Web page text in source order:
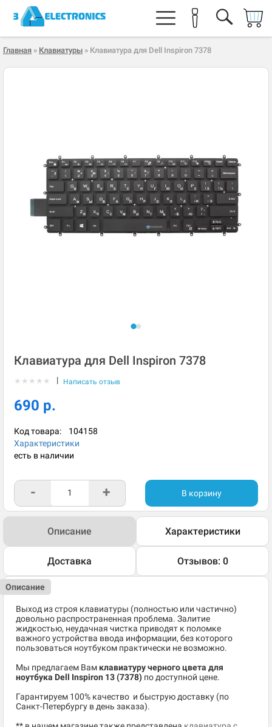
Главная » Клавиатуры » Клавиатура для Dell Inspiron 7378
Клавиатура для Dell Inspiron 7378
★ ★ ★ ★ ★ | Написать отзыв
690 р.
Код товара: 104158
Характеристики
есть в наличии
- + В корзину
Описание Характеристики
Доставка Отзывов: 0
Описание
Выход из строя клавиатуры (полностью или частично)
довольно распространенная проблема. Залитие
жидкостью, неудачная чистка приводят к поломке
важного устройства ввода информации, без которого
пользоваться ноутбуком практически не возможно.
Мы предлагаем Вам клавиатуру черного цвета для
ноутбука Dell Inspiron 13 (7378) по доступной цене.
​Гарантируем 100% качество и быструю доставку (по
Санкт-Петербургу в день заказа).